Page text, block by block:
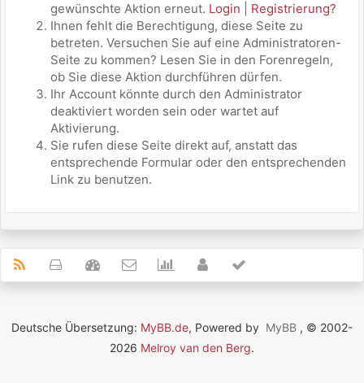
gewünschte Aktion erneut. Login
Registrierung?
Ihnen fehlt die Berechtigung, diese Seite zu
betreten. Versuchen Sie auf eine Administratoren-
Seite zu kommen? Lesen Sie in den Forenregeln,
ob Sie diese Aktion durchführen dürfen.
Ihr Account könnte durch den Administrator
deaktiviert worden sein oder wartet auf
Aktivierung.
Sie rufen diese Seite direkt auf, anstatt das
entsprechende Formular oder den entsprechenden
Link zu benutzen.
Deutsche Übersetzung: MyBB.de, Powered by MyBB , © 2002-
2026 Melroy van den Berg.